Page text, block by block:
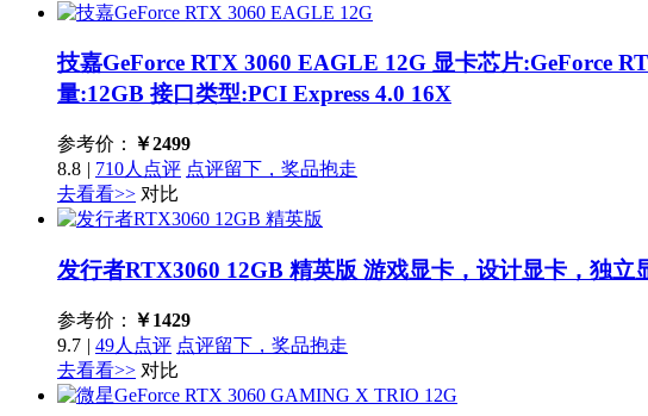
技嘉GeForce RTX 3060 EAGLE 12G 显卡芯片:GeForce
量:12GB 接口类型:PCI Express 4.0 16X
参考价： ￥2499
8.8 | 710人点评 点评留下，奖品抱走
去看看>> 对比
发行者RTX3060 12GB 精英版 游戏显卡，设计显卡，独立
参考价： ￥1429
9.7 | 49人点评 点评留下，奖品抱走
去看看>> 对比